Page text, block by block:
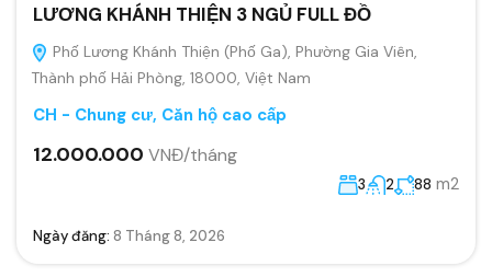
LƯƠNG KHÁNH THIỆN 3 NGỦ FULL ĐỒ
Phố Lương Khánh Thiện (Phố Ga), Phường Gia Viên,
Thành phố Hải Phòng, 18000, Việt Nam
CH - Chung cư, Căn hộ cao cấp
12.000.000 VNĐ/tháng
3 2 88 m2
Ngày đăng: 8 Tháng 8, 2026